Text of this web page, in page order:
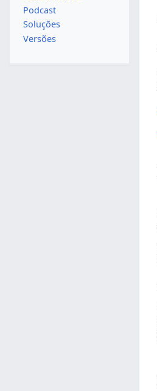
Podcast
Soluções
Versões